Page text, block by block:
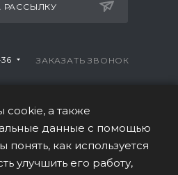
РАССЫЛКУ
ЗАКАЗАТЬ ЗВОНОК
ш., 28А, 1 этаж
cookie, а также
данные с помощью
как используется
улучшить его работу,